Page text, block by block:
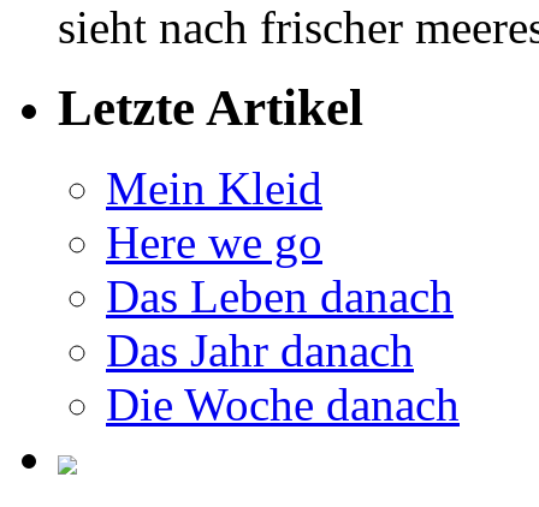
sieht nach frischer
Letzte Artikel
Mein Kleid
Here we go
Das Leben danach
Das Jahr danach
Die Woche danach